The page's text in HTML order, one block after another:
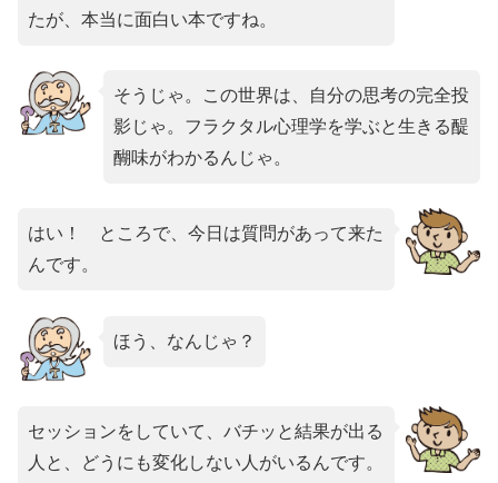
たが、本当に面白い本ですね。
そうじゃ。この世界は、自分の思考の完全投
影じゃ。フラクタル心理学を学ぶと生きる醍
醐味がわかるんじゃ。
はい！ ところで、今日は質問があって来た
んです。
ほう、なんじゃ？
セッションをしていて、バチッと結果が出る
人と、どうにも変化しない人がいるんです。